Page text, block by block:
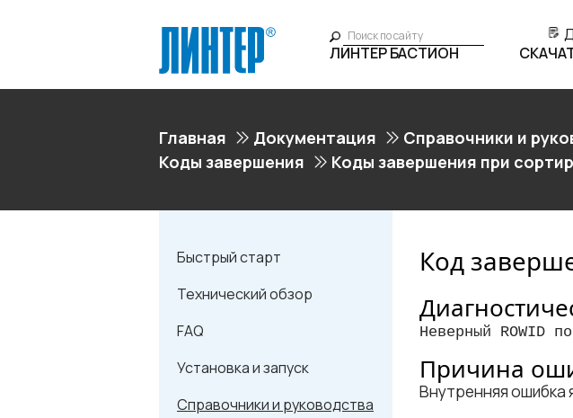
ЛИНТЕР БАСТИОН
Главная Документация Справочники и
Коды завершения
Коды завершения при
Быстрый старт
Технический обзор
FAQ
Установка и запуск
Справочники и руководства
Код
Неверный ROWID
Причина
Внутренняя